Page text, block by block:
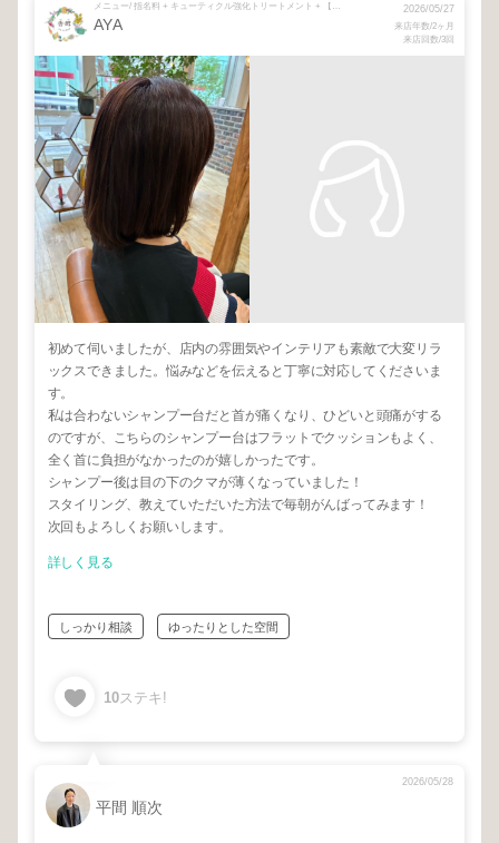
メニュー/ 指名料 + キューティクル強化トリートメント + 【HP新規】カット＋選べるカラー＋レゾトリートメント
AYA
2026/05/27
来店年数/2ヶ月
来店回数/3回
初めて伺いましたが、店内の雰囲気やインテリアも素敵で大変リラ
ックスできました。悩みなどを伝えると丁寧に対応してくださいま
す。
私は合わないシャンプー台だと首が痛くなり、ひどいと頭痛がする
のですが、こちらのシャンプー台はフラットでクッションもよく、
全く首に負担がなかったのが嬉しかったです。
シャンプー後は目の下のクマが薄くなっていました！
スタイリング、教えていただいた方法で毎朝がんばってみます！
次回もよろしくお願いします。
詳しく見る
しっかり相談 ゆったりとした空間
10ステキ!
平間 順次
2026/05/28